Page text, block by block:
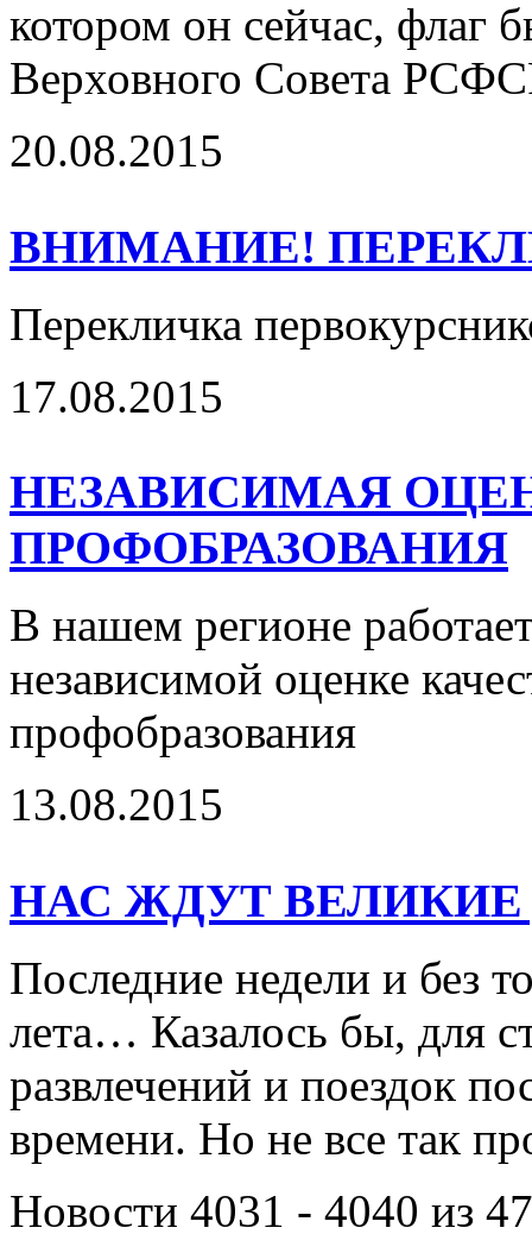
котором он сейчас, флаг
Верховного Совета
20.08.2015
ВНИМАНИЕ!
Перекличка
17.08.2015
НЕЗАВИСИМАЯ
ПРОФОБРАЗОВАНИЯ
В нашем регионе
независимой оценке
профобразования
13.08.2015
НАС ЖДУТ
Последние недели и без
лета… Казалось бы, для
развлечений и поездок
времени. Но не все так
Новости 4031 - 4040 из